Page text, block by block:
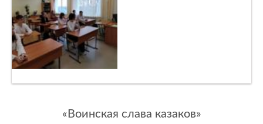
«Воинская слава казаков»